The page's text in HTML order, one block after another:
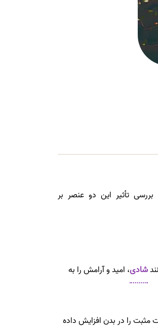
تأثیر این دو عنصر بر
شادی، امید و آرامش را به
مثبت را در بدن افزایش داده